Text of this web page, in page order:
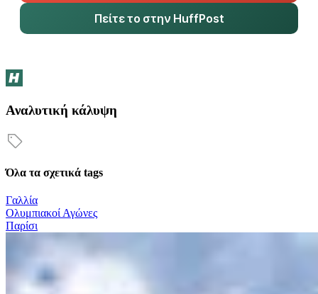
Πείτε το στην HuffPost
Αναλυτική κάλυψη
Όλα τα σχετικά tags
Γαλλία
Ολυμπιακοί Αγώνες
Παρίσι